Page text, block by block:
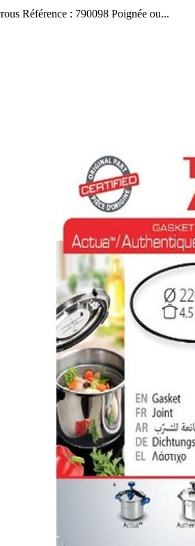
Référence : 790098 Poignée ou...